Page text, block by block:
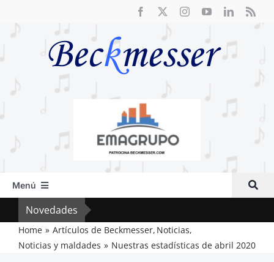
Menú
Inicio
Actual
Artículos
Novedades
Home Artículos de Beckmesser Noticias
Noticias y maldades
Nuestras estadísticas de abril 2020